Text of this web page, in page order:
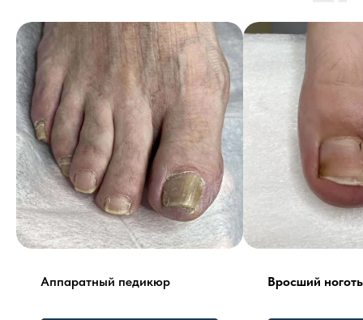
Аппаратный педикюр Вросший ноготь